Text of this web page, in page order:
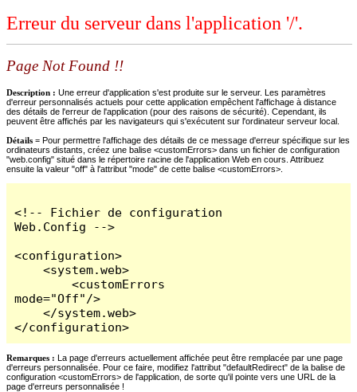
Erreur du serveur dans l'application '/'.
Page Not Found !!
Description : Une erreur d'application s'est produite sur le serveur. Les paramètres
d'erreur personnalisés actuels pour cette application empêchent l'affichage à distance
des détails de l'erreur de l'application (pour des raisons de sécurité). Cependant, ils
peuvent être affichés par les navigateurs qui s'exécutent sur l'ordinateur serveur local.
Détails = Pour permettre l'affichage des détails de ce message d'erreur spécifique sur les
ordinateurs distants, créez une balise <customErrors> dans un fichier de configuration
"web.config" situé dans le répertoire racine de l'application Web en cours. Attribuez
ensuite la valeur "off" à l'attribut "mode" de cette balise <customErrors>.
<!-- Fichier de configuration
Web.Config -->
<configuration>
    <system.web>
        <customErrors
mode="Off"/>
    </system.web>
</configuration>
Remarques : La page d'erreurs actuellement affichée peut être remplacée par une page
d'erreurs personnalisée. Pour ce faire, modifiez l'attribut "defaultRedirect" de la balise de
configuration <customErrors> de l'application, de sorte qu'il pointe vers une URL de la
page d'erreurs personnalisée !